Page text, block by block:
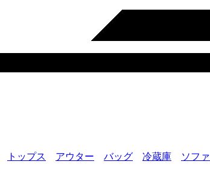
トップス アウター バッグ 冷蔵庫 ソファ